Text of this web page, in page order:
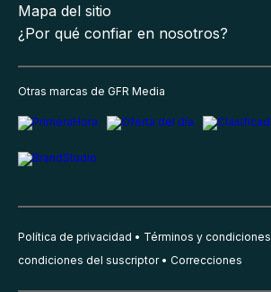
Mapa del sitio
¿Por qué confiar en nosotros?
Otras marcas de GFR Media
Política de privacidad Términos y condiciones
condiciones del suscriptor
Correcciones